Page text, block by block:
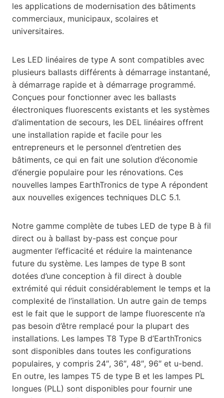
les applications de modernisation des bâtiments
commerciaux, municipaux, scolaires et
universitaires.
Les LED linéaires de type A sont compatibles avec
plusieurs ballasts différents à démarrage instantané,
à démarrage rapide et à démarrage programmé.
Conçues pour fonctionner avec les ballasts
électroniques fluorescents existants et les systèmes
d’alimentation de secours, les DEL linéaires offrent
une installation rapide et facile pour les
entrepreneurs et le personnel d’entretien des
bâtiments, ce qui en fait une solution d’économie
d’énergie populaire pour les rénovations. Ces
nouvelles lampes EarthTronics de type A répondent
aux nouvelles exigences techniques DLC 5.1.
Notre gamme complète de tubes LED de type B à fil
direct ou à ballast by-pass est conçue pour
augmenter l’efficacité et réduire la maintenance
future du système. Les lampes de type B sont
dotées d’une conception à fil direct à double
extrémité qui réduit considérablement le temps et la
complexité de l’installation. Un autre gain de temps
est le fait que le support de lampe fluorescente n’a
pas besoin d’être remplacé pour la plupart des
installations. Les lampes T8 Type B d’EarthTronics
sont disponibles dans toutes les configurations
populaires, y compris 24″, 36″, 48″, 96″ et u-bend.
En outre, les lampes T5 de type B et les lampes PL
longues (PLL) sont disponibles pour fournir une